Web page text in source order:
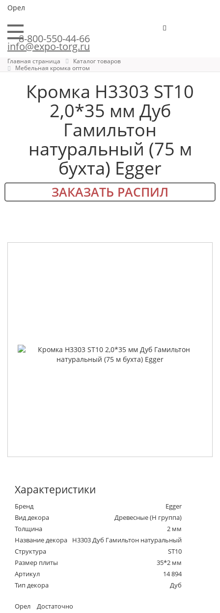
Орел
8-800-550-44-66
info@expo-torg.ru
Главная страница
Каталог товаров
Мебельная кромка оптом
Кромка H3303 ST10
2,0*35 мм Дуб
Гамильтон
натуральный (75 м
бухта) Egger
ЗАКАЗАТЬ РАСПИЛ
Характеристики
Бренд
Egger
Вид декора
Древесные (Н группа)
Толщина
2 мм
Название декора
H3303 Дуб Гамильтон натуральный
Структура
ST10
Размер плиты
35*2 мм
Артикул
14 894
Тип декора
Дуб
Орел
Достаточно